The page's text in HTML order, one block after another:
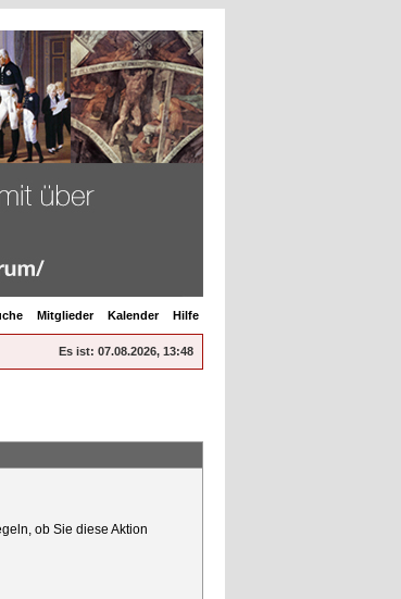
Mitglieder Kalender Hilfe
Es ist: 07.08.2026, 13:48
ob Sie diese Aktion